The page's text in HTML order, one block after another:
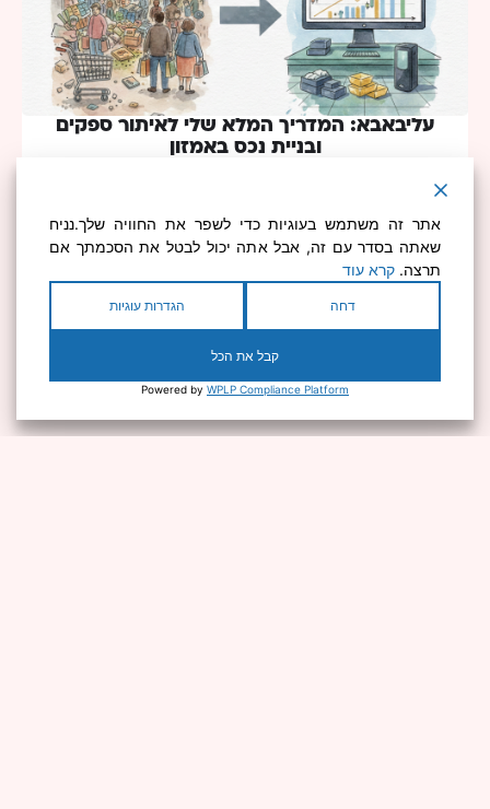
עליבאבא: המדריך המלא שלי לאיתור ספקים
ובניית נכס באמזון
לצפייה בתוכן
לכל התכנים והניתוחים >>
אתר זה משתמש בעוגיות כדי לשפר את החוויה שלך.נניח
שאתה בסדר עם זה, אבל אתה יכול לבטל את הסכמתך אם
תרצה. קרא עוד
דחה הגדרות עוגיות
קבל את הכל
Powered by WPLP Compliance Platform